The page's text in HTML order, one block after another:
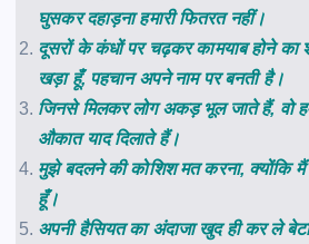
घुसकर दहाड़ना हमारी फितरत नहीं।
दूसरों के कंधों पर चढ़कर कामयाब होने का
खड़ा हूँ, पहचान अपने नाम पर बनती है।
जिनसे मिलकर लोग अकड़ भूल जाते हैं, वो
औकात याद दिलाते हैं।
मुझे बदलने की कोशिश मत करना, क्योंकि मैं
हूँ।
अपनी हैसियत का अंदाजा खुद ही कर ले